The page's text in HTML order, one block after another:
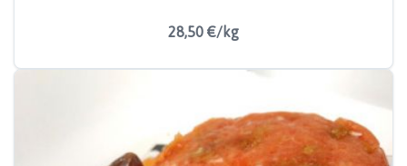
28,50 €/kg